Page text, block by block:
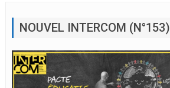
NOUVEL INTERCOM (N°153)